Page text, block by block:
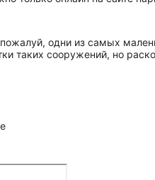
одни из самых
таких сооружений, но